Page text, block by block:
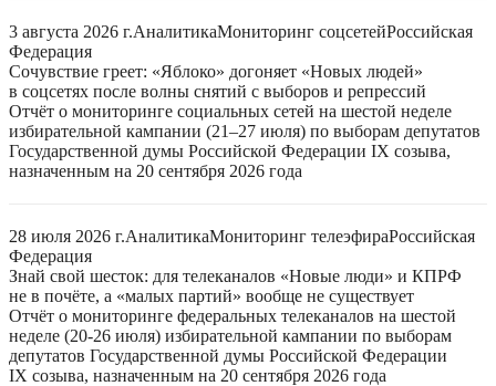
3 августа 2026 г.АналитикаМониторинг соцсетейРоссийская
Федерация
Сочувствие греет: «Яблоко» догоняет «Новых людей»
в соцсетях после волны снятий с выборов и репрессий
Отчёт о мониторинге социальных сетей на шестой неделе
избирательной кампании (21–27 июля) по выборам депутатов
Государственной думы Российской Федерации IX созыва,
назначенным на 20 сентября 2026 года
28 июля 2026 г.АналитикаМониторинг телеэфираРоссийская
Федерация
Знай свой шесток: для телеканалов «Новые люди» и КПРФ
не в почёте, а «малых партий» вообще не существует
Отчёт о мониторинге федеральных телеканалов на шестой
неделе (20-26 июля) избирательной кампании по выборам
депутатов Государственной думы Российской Федерации
IX созыва, назначенным на 20 сентября 2026 года